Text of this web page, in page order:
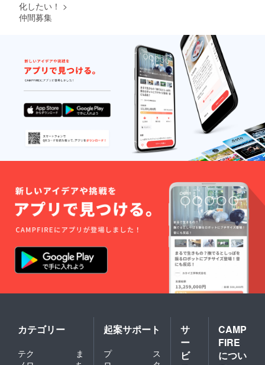
化したい！ >
仲間募集
カテゴリー
テク
ま
起案サポート
プ
ス
サ
ー
ビ
CAMP
FIRE
につい